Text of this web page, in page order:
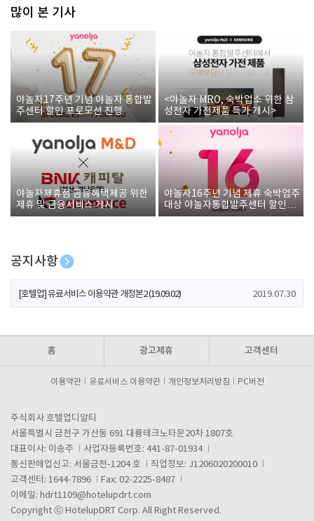
많이 본 기사
야놀자17주년 기념 야놀자 통합발
주센터 할인 프로모션 진행
<야놀자 MRO, 숙박업소 위한 삼
성전자 가전제품 특가 개시>
야놀자제휴점 금융혜택제공 위한
제휴 및 금융서비스 게시
야놀자16주년 기념 제휴 숙박업주
대상 야놀자통합발주센터 할인쿠
폰 증정
공지사항
[호텔업] 개인정보 처리방침 개정본1 (19.09.02)
[호텔업] 유료서비스 이용약관 개정본2 (19.09.02) 2019.07.30
홈 광고제휴 고객센터
이용약관 유료서비스 이용약관 개인정보처리방침 PC버전
주식회사 호텔업디알티
서울특별시 금천구 가산동 691 대륭테크노타운20차 1807호
대표이사: 이송주
사업자등록번호: 441-87-01934
통신판매업신고: 서울금천-1204 호
직업정보: J1206020200010
고객센터: 1644-7896
Fax: 02-2225-8487
이메일: hdrt1109@hotelupdrt.com
Copyright ⓒ HotelupDRT Corp. All Right Reserved.